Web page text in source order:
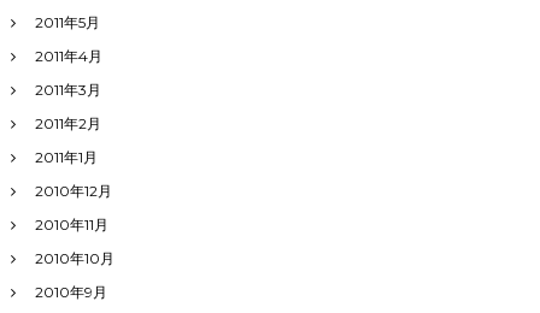
2011年5月
2011年4月
2011年3月
2011年2月
2011年1月
2010年12月
2010年11月
2010年10月
2010年9月